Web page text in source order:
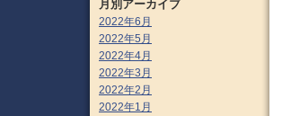
月別アーカイブ
2022年6月
2022年5月
2022年4月
2022年3月
2022年2月
2022年1月